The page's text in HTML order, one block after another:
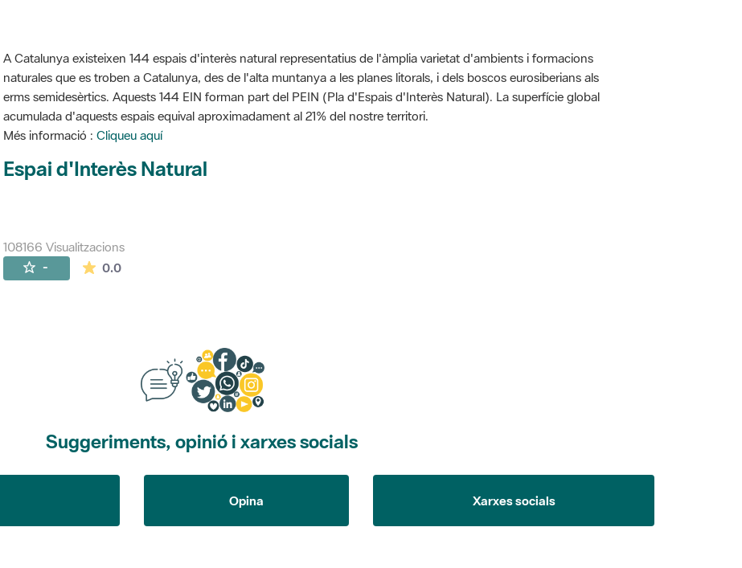
A Catalunya existeixen 144 espais d'interès natural representatius de l'àmplia varietat d'ambients i formacions
naturales que es troben a Catalunya, des de l'alta muntanya a les planes litorals, i dels boscos eurosiberians als
erms semidesèrtics. Aquests 144 EIN forman part del PEIN (Pla d'Espais d'Interès Natural). La superfície global
acumulada d'aquests espais equival aproximadament al 21% del nostre territori.
Més informació : Cliqueu aquí
Espai d'Interès Natural
108166 Visualitzacions
- 0.0La mitjana de les valoracions és de 0 estrelles de 5.
Suggeriments, opinió i xarxes socials
Opina Xarxes socials